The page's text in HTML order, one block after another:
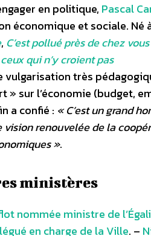
en politique, Pascal
économique et sociale. Né
, C’est pollué près de chez
qui n’y croient pas
vulgarisation très
» sur l’économie (budget,
a confié : « C’est un grand
vision renouvelée de la
».
ministères
nommée ministre de
en charge de la Ville. –